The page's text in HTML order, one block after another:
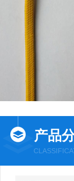
产品